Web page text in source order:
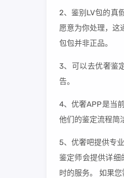
2、鉴别LV包的真
愿意为你处理，这
包包并非正品。
3、可以去优奢鉴
告。
4、优奢APP是当
他们的鉴定流程简
5、优奢吧提供专
鉴定师会提供详细
时的服务。 如果您